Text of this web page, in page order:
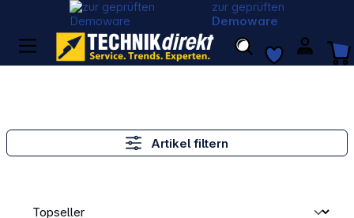
zur geprüften
Demoware
Artikel filtern